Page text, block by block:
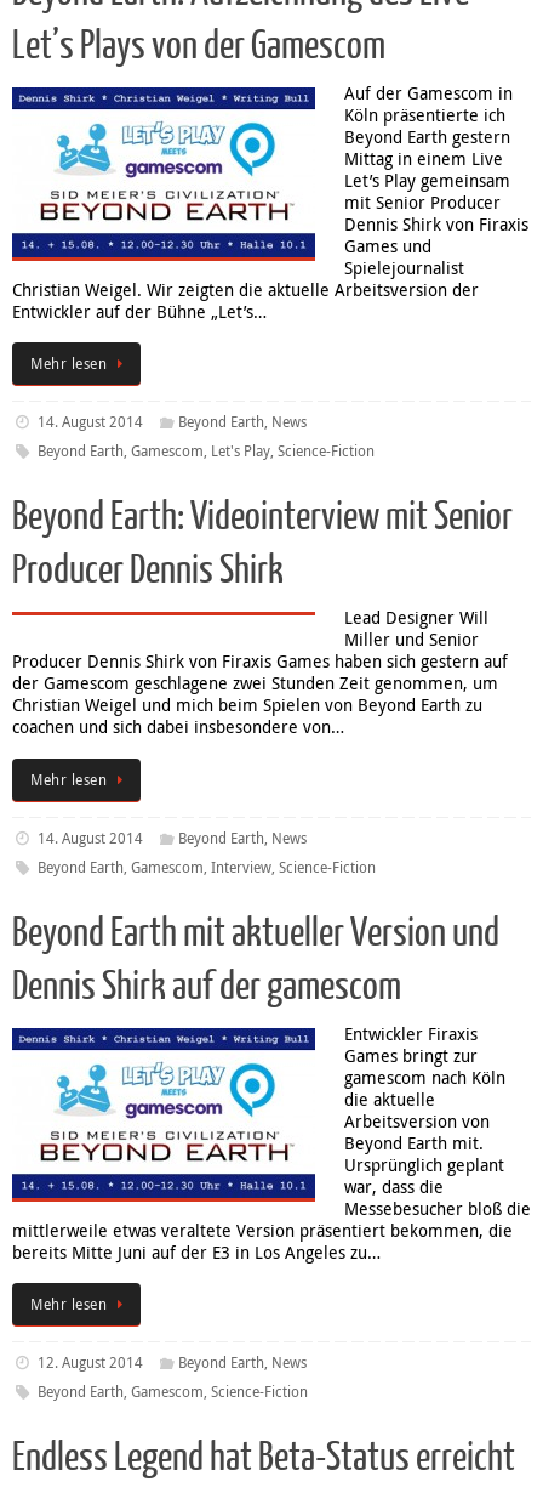
Let’s Plays von der Gamescom
Auf der Gamescom in
Köln präsentierte ich
Beyond Earth gestern
Mittag in einem Live
Let’s Play gemeinsam
mit Senior Producer
Dennis Shirk von Firaxis
Games und
Spielejournalist
Christian Weigel. Wir zeigten die aktuelle Arbeitsversion der
Entwickler auf der Bühne „Let’s…
Mehr lesen
14. August 2014 Beyond Earth, News
Beyond Earth, Gamescom, Let's Play, Science-Fiction
Beyond Earth: Videointerview mit Senior
Producer Dennis Shirk
Lead Designer Will
Miller und Senior
Producer Dennis Shirk von Firaxis Games haben sich gestern auf
der Gamescom geschlagene zwei Stunden Zeit genommen, um
Christian Weigel und mich beim Spielen von Beyond Earth zu
coachen und sich dabei insbesondere von…
Mehr lesen
14. August 2014 Beyond Earth, News
Beyond Earth, Gamescom, Interview, Science-Fiction
Beyond Earth mit aktueller Version und
Dennis Shirk auf der gamescom
Entwickler Firaxis
Games bringt zur
gamescom nach Köln
die aktuelle
Arbeitsversion von
Beyond Earth mit.
Ursprünglich geplant
war, dass die
Messebesucher bloß die
mittlerweile etwas veraltete Version präsentiert bekommen, die
bereits Mitte Juni auf der E3 in Los Angeles zu…
Mehr lesen
12. August 2014 Beyond Earth, News
Beyond Earth, Gamescom, Science-Fiction
Endless Legend hat Beta-Status erreicht